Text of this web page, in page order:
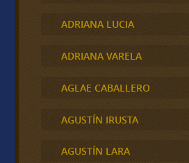
ADRIANA LUCIA
ADRIANA VARELA
AGLAE CABALLERO
AGUSTÍN IRUSTA
AGUSTÍN LARA